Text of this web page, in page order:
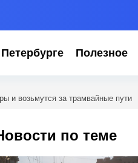
Полезное
и возьмутся за трамвайные пути
по теме